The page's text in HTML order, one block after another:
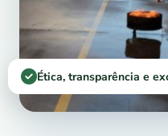
Ética, transparência e